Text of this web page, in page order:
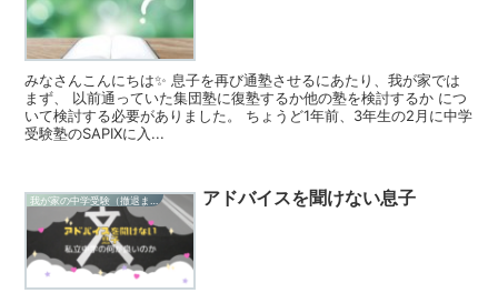
みなさんこんにちは✨ 息子を再び通塾させるにあたり、我が家では
まず、 以前通っていた集団塾に復塾するか他の塾を検討するか につ
いて検討する必要がありました。 ちょうど1年前、3年生の2月に中学
受験塾のSAPIXに入...
アドバイスを聞けない息子